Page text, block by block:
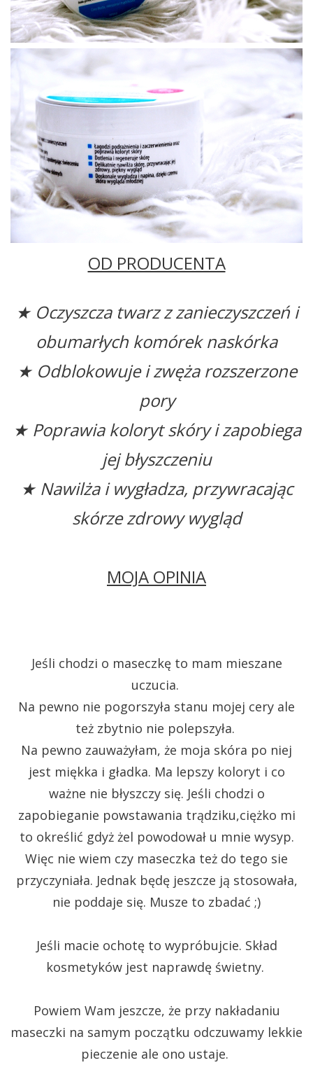
OD PRODUCENTA
★ Oczyszcza twarz z zanieczyszczeń i
obumarłych komórek naskórka
★ Odblokowuje i zwęża rozszerzone
pory
★ Poprawia koloryt skóry i zapobiega
jej błyszczeniu
★ Nawilża i wygładza, przywracając
skórze zdrowy wygląd
MOJA OPINIA
Jeśli chodzi o maseczkę to mam mieszane
uczucia.
Na pewno nie pogorszyła stanu mojej cery ale
też zbytnio nie polepszyła.
Na pewno zauważyłam, że moja skóra po niej
jest miękka i gładka. Ma lepszy koloryt i co
ważne nie błyszczy się. Jeśli chodzi o
zapobieganie powstawania trądziku,ciężko mi
to określić gdyż żel powodował u mnie wysyp.
Więc nie wiem czy maseczka też do tego sie
przyczyniała. Jednak będę jeszcze ją stosowała,
nie poddaje się. Musze to zbadać ;)
Jeśli macie ochotę to wypróbujcie. Skład
kosmetyków jest naprawdę świetny.
Powiem Wam jeszcze, że przy nakładaniu
maseczki na samym początku odczuwamy lekkie
pieczenie ale ono ustaje.